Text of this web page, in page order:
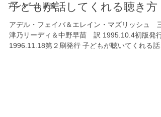
アンケート調査
子どもが話してくれる聴き方
アデル・フェイバ＆エレイン・マズリッシュ 三
津乃リーディ＆中野早苗 訳 1995.10.4初版発
1996.11.18第２刷発行 子どもが聴いてくれる話